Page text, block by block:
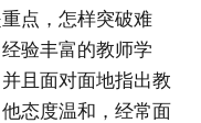
点，怎样突破难
验丰富的教师学
且面对面地指出教
态度温和，经常面